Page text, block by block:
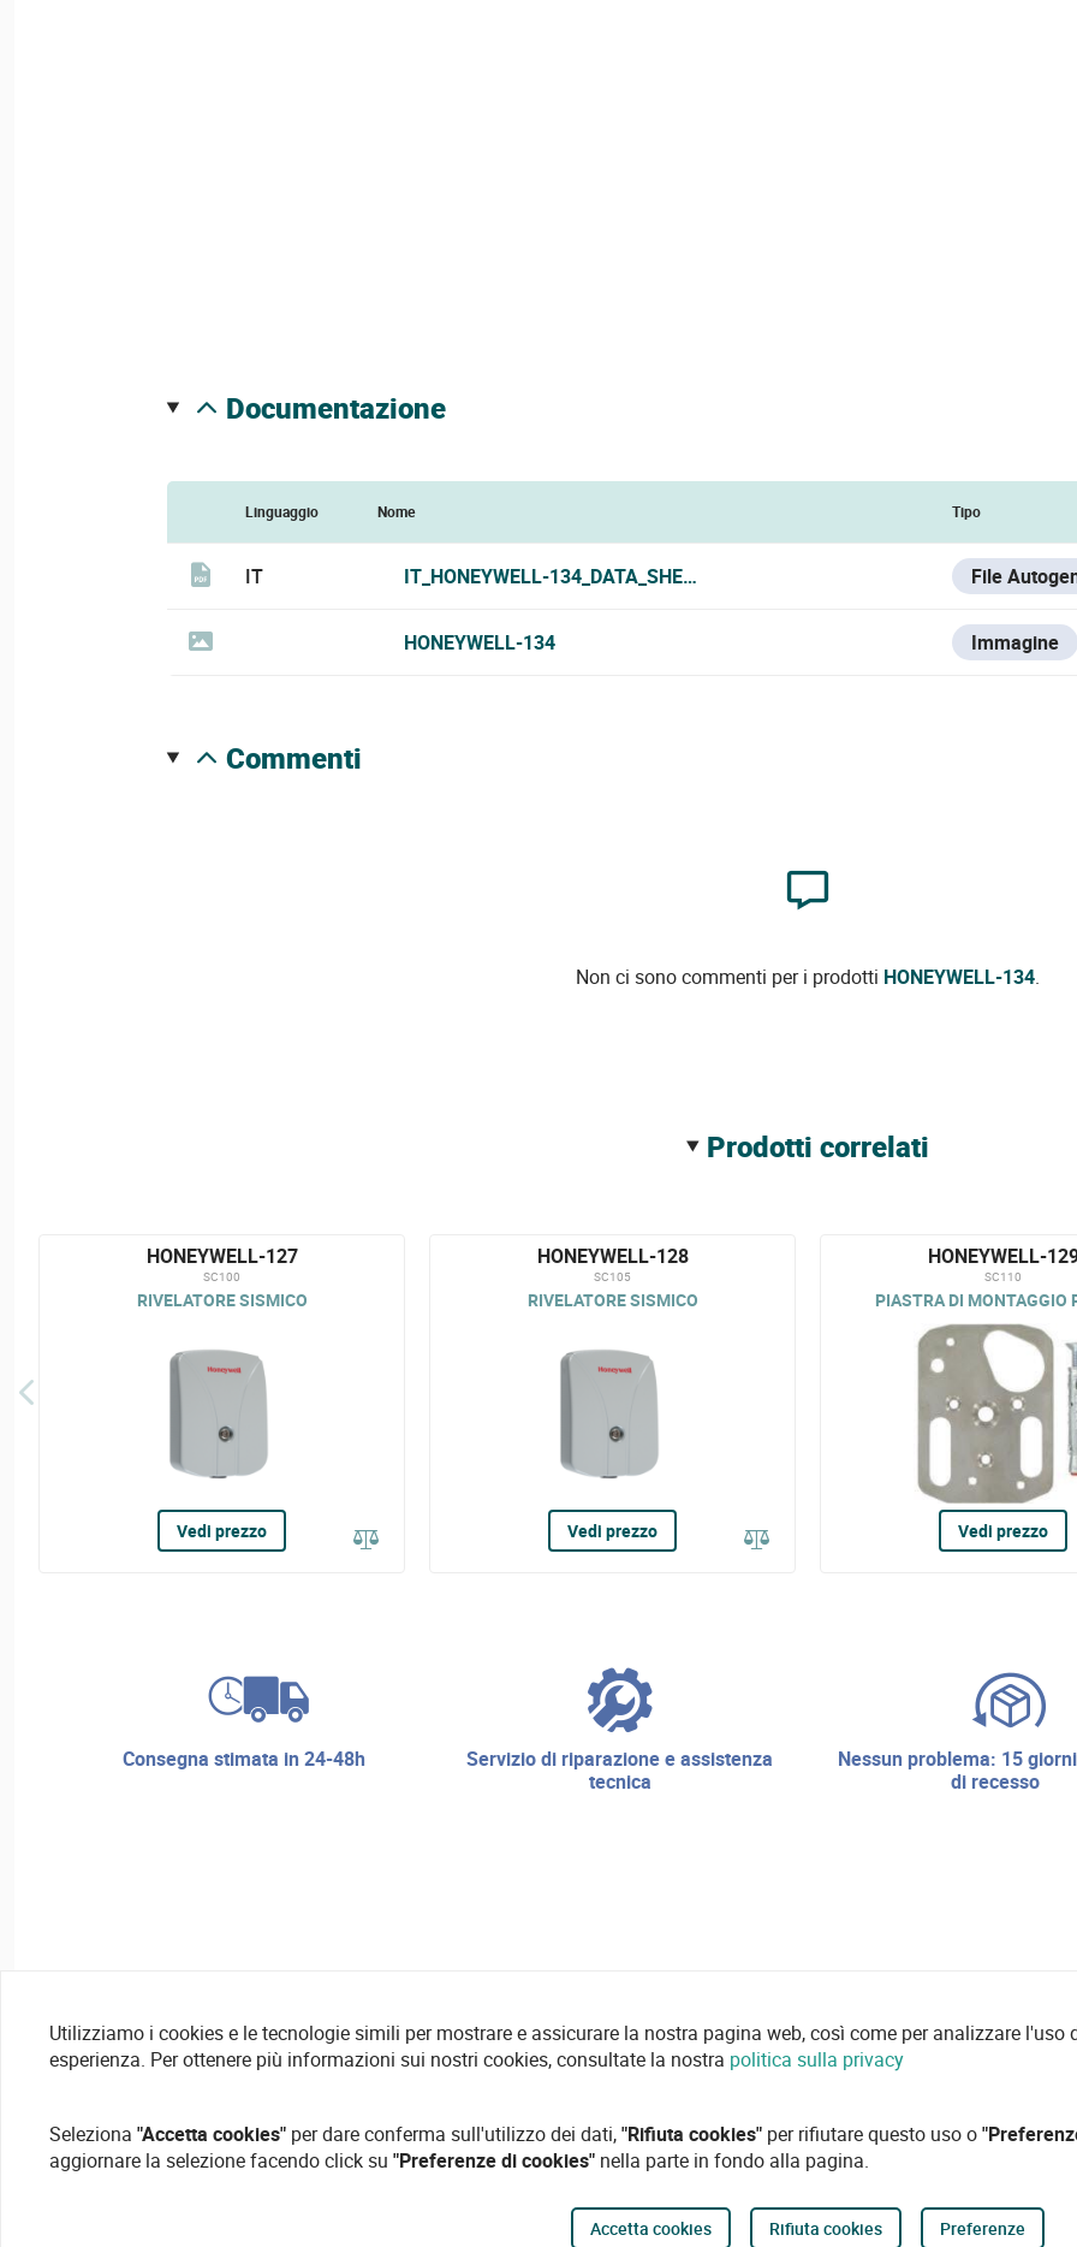
documentazione
Linguaggio Nome Tipo
IT IT_HONEYWELL-134_DATA_SHEET.PDF File
HONEYWELL-134 Immagine
commenti
Non ci sono commenti per i prodotti HONEYWELL-134.
prodotti correlati
HONEYWELL-127
SC100
RIVELATORE SISMICO
Vedi prezzo
HONEYWELL-128
SC105
RIVELATORE SISMICO
Vedi prezzo
HONEYWELL-
SC110
PIASTRA DI MONTAGGIO
Vedi prezzo
consegna stimata in 24-48h
servizio di riparazione e assistenza
tecnica
nessun problema: 15 giorni di diritto
di recesso
Utilizziamo i cookies e le tecnologie simili per mostrare e assicurare la nostra pagina web, così come per analizzare
esperienza. Per ottenere più informazioni sui nostri cookies, consultate la nostra politica sulla privacy
Seleziona "Accetta cookies" per dare conferma sull'utilizzo dei dati,"Rifiuta cookies" per rifiutare questo uso o
aggiornare la selezione facendo click su "Preferenze di cookies" nella parte in fondo alla pagina.
Accetta cookies Rifiuta cookies Preferenze